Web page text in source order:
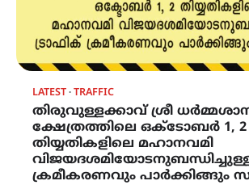
LATEST TRAFFIC
തിരുവുള്ളക്കാവ് ശ്രീ
ക്ഷേത്രത്തിലെ ഒക്ടോബർ 1, 2
തിയ്യതികളിലെ മഹാനവമി
വിജയദശമിയോടനുബന്ധിച്ചുള്ള
ക്രമീകരണവും പാർക്കിങ്ങും